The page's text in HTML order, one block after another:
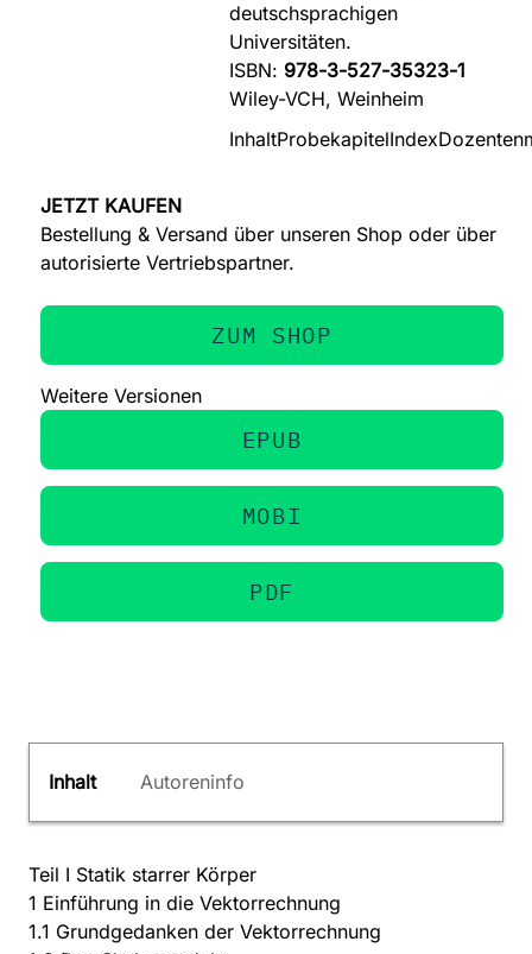
deutschsprachigen
Universitäten.
ISBN: 978-3-527-35323-1
Wiley-VCH, Weinheim
InhaltProbekapitelIndex
JETZT KAUFEN
Bestellung & Versand über unseren Shop oder über
autorisierte Vertriebspartner.
ZUM SHOP
Weitere Versionen
EPUB
MOBI
PDF
Inhalt Autoreninfo
Teil I Statik starrer Körper
1 Einführung in die Vektorrechnung
1.1 Grundgedanken der Vektorrechnung